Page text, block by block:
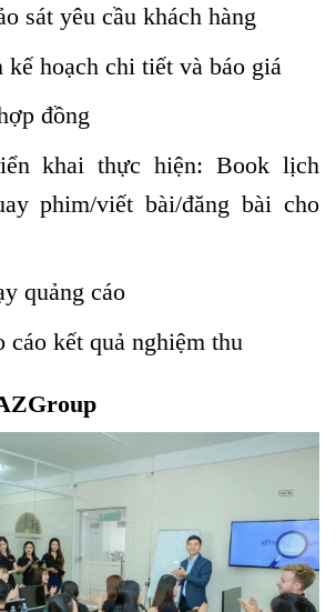
sát yêu cầu khách hàng
hoạch chi tiết và báo giá
đồng
khai thực hiện: Book lịch
phim/viết bài/đăng bài cho
quảng cáo
cáo kết quả nghiệm thu